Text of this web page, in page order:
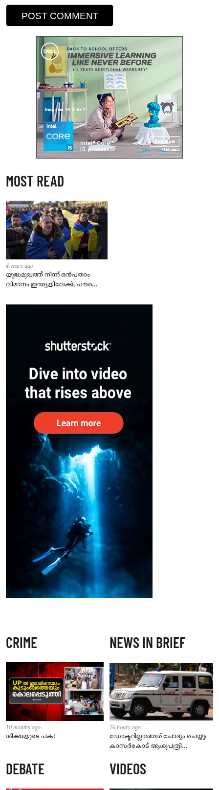
MOST READ
4 years ago
യുദ്ധമുഖത്ത് നിന്ന് ഒൻപതാം
വിമാനം ഇന്ത്യയിലേക്ക്; പൗരന്മാർ
– കേന്ദ്രം
CRIME
10 months ago
ശിക്ഷയുടെ പക!
NEWS IN BRIEF
16 hours ago
ഡോക്ടറില്ലാത്തത് ചോദ്യം ചെയ്തു;
കാസർകോട് ആശുപത്രി
നാട്ടുകാർക്കെതിരെ കേസ്
DEBATE VIDEOS